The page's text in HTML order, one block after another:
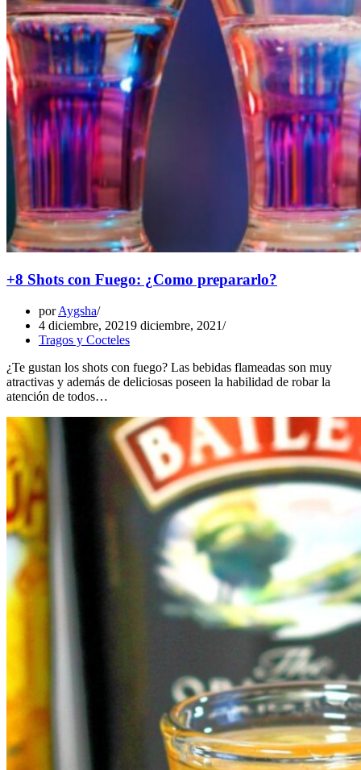
+8 Shots con Fuego: ¿Como prepararlo?
porAygsha
4 diciembre, 20219 diciembre, 2021
Tragos y Cocteles
¿Te gustan los shots con fuego? Las bebidas flameadas son muy
atractivas y además de deliciosas poseen la habilidad de robar la
atención de todos…